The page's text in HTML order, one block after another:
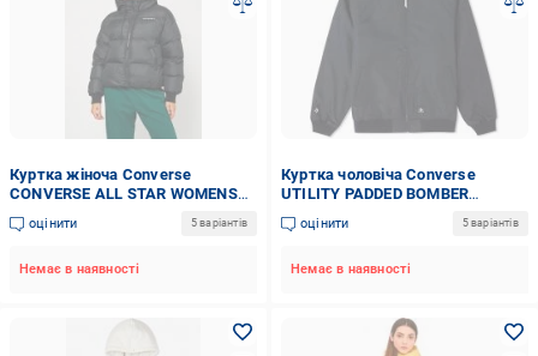
Куртка жіноча Converse
CONVERSE ALL STAR WOMENS
10025207-001 р.XL чорна
оцінити 5 варіантів
Немає в наявності
Куртка чоловіча Converse
UTILITY PADDED BOMBER
10024620-001 р.M чорна
оцінити 5 варіантів
Немає в наявності